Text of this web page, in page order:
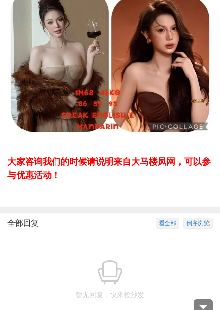
大家咨询我们的时候请说明来自大马楼凤网，可以参
与优惠活动！
倒序浏览
看全部
全部回复
暂无回复，快来抢沙发